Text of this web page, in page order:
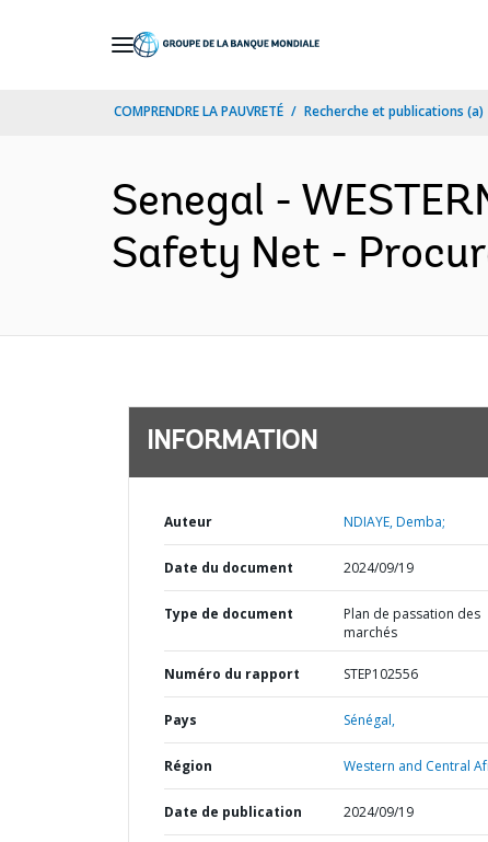
COMPRENDRE LA PAUVRETÉ Recherche et publications (a)
Senegal -
Safety Net -
INFORMATION
Auteur NDIAYE, Demba;
Date du document 2024/09/19
Type de document
Plan de passation des
marchés
Numéro du rapport STEP102556
Pays Sénégal,
Région Western and Central
Date de publication 2024/09/19